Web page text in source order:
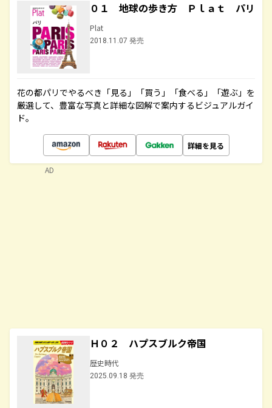
０１ 地球の歩き方 Ｐｌａｔ パリ
Plat
2018.11.07 発売
花の都パリでやるべき「見る」「買う」「食べる」「遊ぶ」を
厳選して、豊富な写真と詳細な図解で案内するビジュアルガイ
ド。
詳細を見る
Ｈ０２ ハプスブルク帝国
歴史時代
2025.09.18 発売
AD